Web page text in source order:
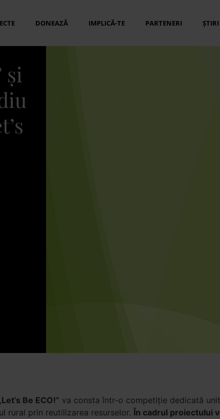
DONEAZĂ IMPLICĂ-TE PARTENERI ȘTIRI
și
Be ECO!” va consta într-o competiție dedicată
rural prin reutilizarea resurselor. În cadrul proiectului